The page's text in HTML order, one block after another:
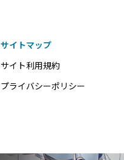
サイトマップ
サイト利用規約
プライバシーポリシー